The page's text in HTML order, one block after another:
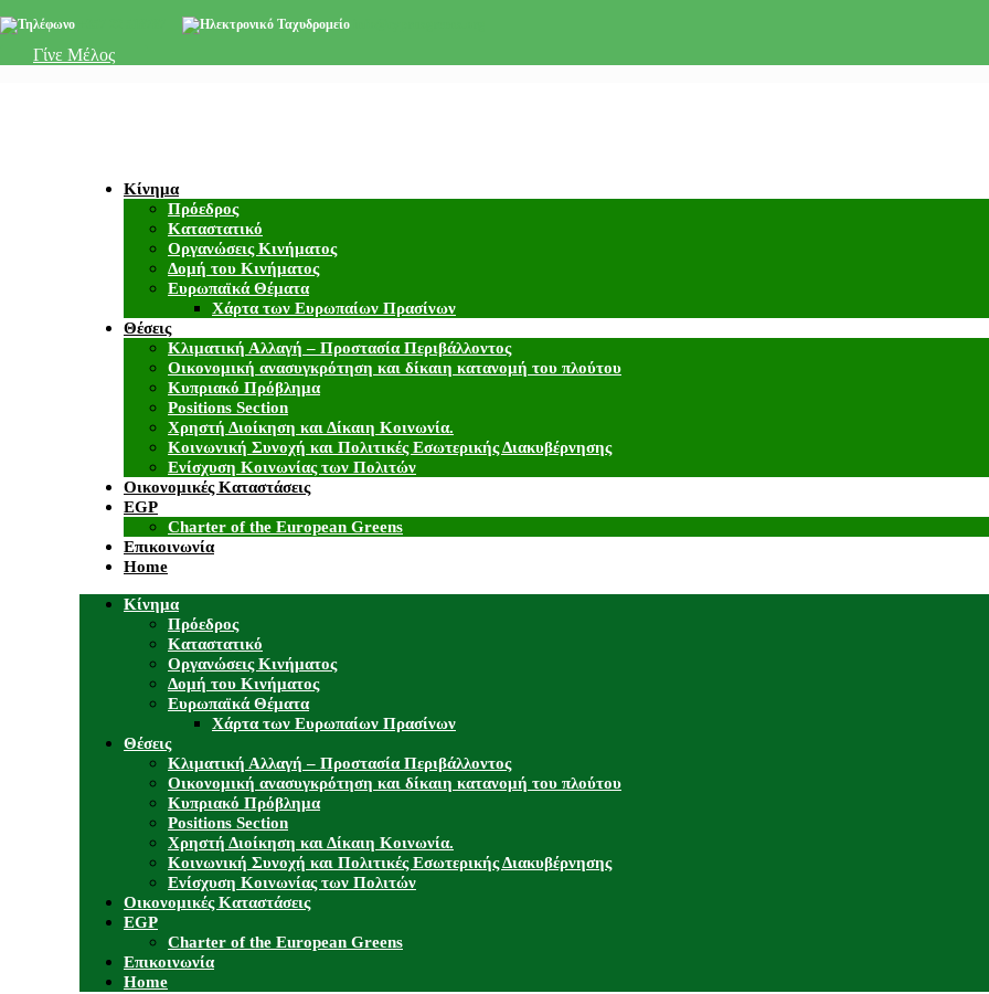
Γίνε Μέλος
Κίνημα
Πρόεδρος
Καταστατικό
Οργανώσεις Κινήματος
Δομή του Κινήματος
Ευρωπαϊκά Θέματα
Χάρτα των Ευρωπαίων Πρασίνων
Θέσεις
Κλιματική Αλλαγή – Προστασία Περιβάλλοντος
Οικονομική ανασυγκρότηση και δίκαιη κατανομή του πλούτου
Κυπριακό Πρόβλημα
Positions Section
Χρηστή Διοίκηση και Δίκαιη Κοινωνία.
Κοινωνική Συνοχή και Πολιτικές Εσωτερικής Διακυβέρνησης
Ενίσχυση Κοινωνίας των Πολιτών
Οικονομικές Καταστάσεις
EGP
Charter of the European Greens
Επικοινωνία
Home
Κίνημα
Πρόεδρος
Καταστατικό
Οργανώσεις Κινήματος
Δομή του Κινήματος
Ευρωπαϊκά Θέματα
Χάρτα των Ευρωπαίων Πρασίνων
Θέσεις
Κλιματική Αλλαγή – Προστασία Περιβάλλοντος
Οικονομική ανασυγκρότηση και δίκαιη κατανομή του πλούτου
Κυπριακό Πρόβλημα
Positions Section
Χρηστή Διοίκηση και Δίκαιη Κοινωνία.
Κοινωνική Συνοχή και Πολιτικές Εσωτερικής Διακυβέρνησης
Ενίσχυση Κοινωνίας των Πολιτών
Οικονομικές Καταστάσεις
EGP
Charter of the European Greens
Επικοινωνία
Home